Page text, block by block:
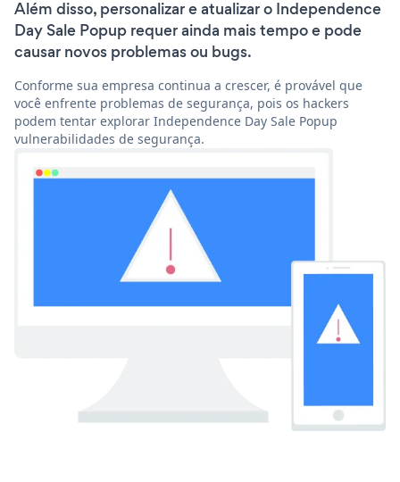
Além disso, personalizar e atualizar o Independence
Day Sale Popup requer ainda mais tempo e pode
causar novos problemas ou bugs.
Conforme sua empresa continua a crescer, é provável que
você enfrente problemas de segurança, pois os hackers
podem tentar explorar Independence Day Sale Popup
vulnerabilidades de segurança.